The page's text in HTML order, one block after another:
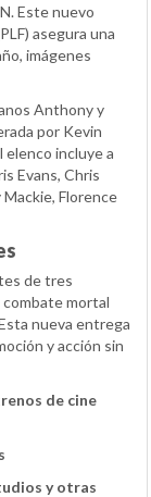
Este nuevo
asegura una
imágenes
Anthony y
por Kevin
elenco incluye a
Evans, Chris
Florence
de tres
mortal
nueva entrega
y acción sin
de cine
y otras